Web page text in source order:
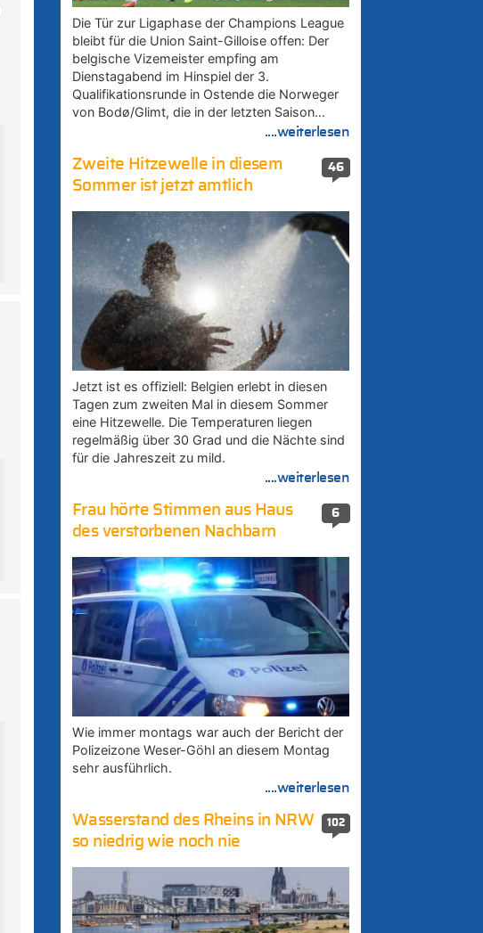
Die Tür zur Ligaphase der Champions League
bleibt für die Union Saint-Gilloise offen: Der
belgische Vizemeister empfing am
Dienstagabend im Hinspiel der 3.
Qualifikationsrunde in Ostende die Norweger
von Bodø/Glimt, die in der letzten Saison…
....weiterlesen
46
Zweite Hitzewelle in diesem
Sommer ist jetzt amtlich
Jetzt ist es offiziell: Belgien erlebt in diesen
Tagen zum zweiten Mal in diesem Sommer
eine Hitzewelle. Die Temperaturen liegen
regelmäßig über 30 Grad und die Nächte sind
für die Jahreszeit zu mild.
....weiterlesen
6
Frau hörte Stimmen aus Haus
des verstorbenen Nachbarn
Wie immer montags war auch der Bericht der
Polizeizone Weser-Göhl an diesem Montag
sehr ausführlich.
....weiterlesen
102
Wasserstand des Rheins in NRW
so niedrig wie noch nie